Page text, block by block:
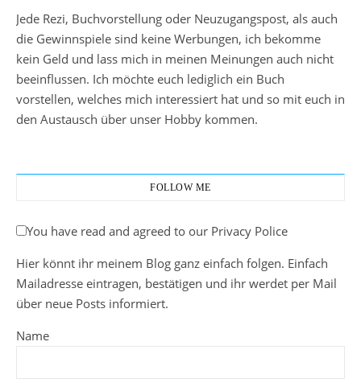
Jede Rezi, Buchvorstellung oder Neuzugangspost, als auch
die Gewinnspiele sind keine Werbungen, ich bekomme
kein Geld und lass mich in meinen Meinungen auch nicht
beeinflussen. Ich möchte euch lediglich ein Buch
vorstellen, welches mich interessiert hat und so mit euch in
den Austausch über unser Hobby kommen.
FOLLOW ME
You have read and agreed to our Privacy Police
Hier könnt ihr meinem Blog ganz einfach folgen. Einfach
Mailadresse eintragen, bestätigen und ihr werdet per Mail
über neue Posts informiert.
Name